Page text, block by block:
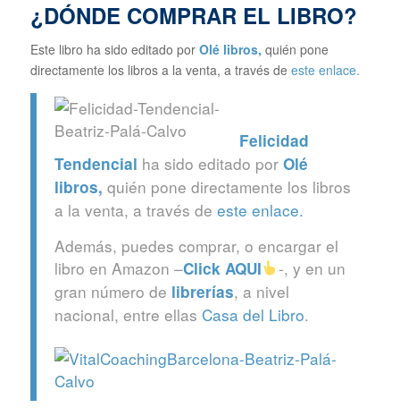
¿DÓNDE COMPRAR EL LIBRO?
Este libro ha sido editado por Olé libros, quién pone
directamente los libros a la venta, a través de este enlace.
Felicidad
Tendencial ha sido editado por Olé
libros, quién pone directamente los libros
a la venta, a través de este enlace.
Además, puedes comprar, o encargar el
libro en Amazon –Click AQUI
-, y en un
gran número de librerías, a nivel
nacional, entre ellas Casa del Libro.